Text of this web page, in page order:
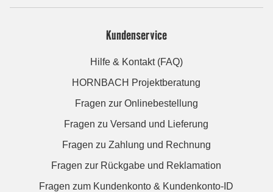
Kundenservice
Hilfe & Kontakt (FAQ)
HORNBACH Projektberatung
Fragen zur Onlinebestellung
Fragen zu Versand und Lieferung
Fragen zu Zahlung und Rechnung
Fragen zur Rückgabe und Reklamation
Fragen zum Kundenkonto & Kundenkonto-ID